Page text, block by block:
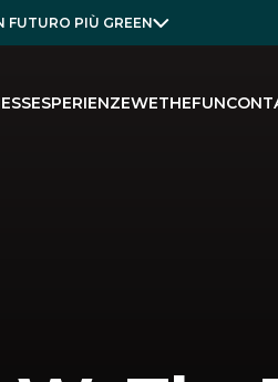
FUTURO PIÙ GREEN
ESPERIENZEWETHEFUN